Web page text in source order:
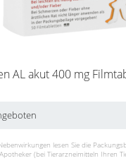
AL akut 400 mg
lesen Sie die
(bei Tierarzneimitteln Ihren